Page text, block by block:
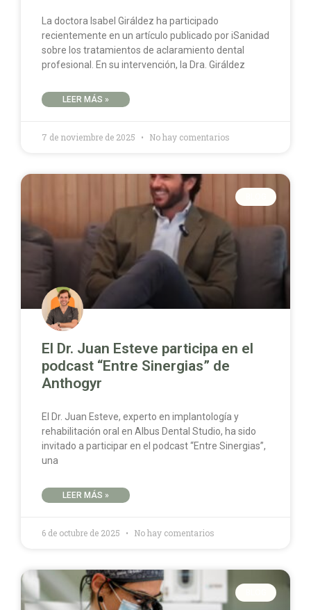
La doctora Isabel Giráldez ha participado
recientemente en un artículo publicado por iSanidad
sobre los tratamientos de aclaramiento dental
profesional. En su intervención, la Dra. Giráldez
LEER MÁS »
7 de noviembre de 2025 No hay comentarios
El Dr. Juan Esteve participa en el
podcast “Entre Sinergias” de
Anthogyr
El Dr. Juan Esteve, experto en implantología y
rehabilitación oral en Albus Dental Studio, ha sido
invitado a participar en el podcast “Entre Sinergias”,
una
LEER MÁS »
6 de octubre de 2025 No hay comentarios